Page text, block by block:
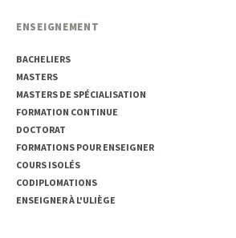
ENSEIGNEMENT
BACHELIERS
MASTERS
MASTERS DE SPÉCIALISATION
FORMATION CONTINUE
DOCTORAT
FORMATIONS POUR ENSEIGNER
COURS ISOLÉS
CODIPLOMATIONS
ENSEIGNER À L'ULIÈGE